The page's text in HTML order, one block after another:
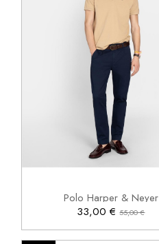
Polo Harper & Neyer
33,00 €55,00 €
L
 Añadir al carrito